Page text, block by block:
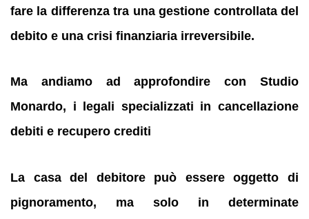
fare la differenza tra una gestione controllata del
debito e una crisi finanziaria irreversibile.
Ma andiamo ad approfondire con Studio
Monardo, i legali specializzati in cancellazione
debiti e recupero crediti
La casa del debitore può essere oggetto di
pignoramento, ma solo in determinate